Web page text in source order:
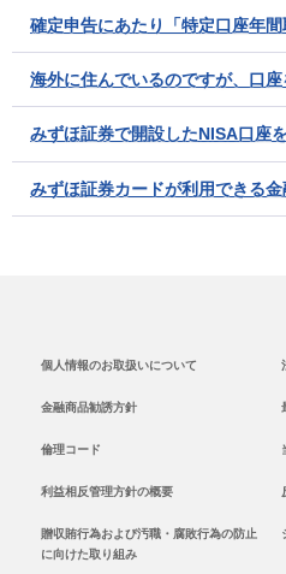
確定申告にあたり「特定口座年間
海外に住んでいるのですが、口座
みずほ証券で開設したNISA口座
みずほ証券カードが利用できる金
個人情報のお取扱いについて
金融商品勧誘方針
倫理コード
利益相反管理方針の概要
贈収賄行為および汚職・腐敗行為の防止
に向けた取り組み